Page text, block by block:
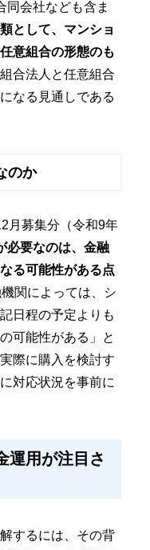
同会社なども含ま
として、マンショ
意組合の形態のも
合法人と任意組合
なる見通しである
のか
月募集分（令和9年
必要なのは、金融
る可能性がある点
関によっては、シ
日程の予定よりも
可能性がある」と
際に購入を検討す
対応状況を事前に
運用が注目さ
するには、その背